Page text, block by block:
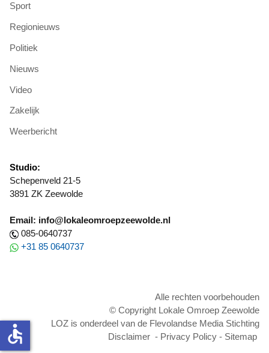
Sport
Regionieuws
Politiek
Nieuws
Video
Zakelijk
Weerbericht
Studio:
Schepenveld 21-5
3891 ZK Zeewolde
Email: info@lokaleomroepzeewolde.nl
085-0640737
+31 85 0640737
Alle rechten voorbehouden
© Copyright Lokale Omroep Zeewolde
LOZ is onderdeel van de Flevolandse Media Stichting
Disclaimer - Privacy Policy - Sitemap
accessible